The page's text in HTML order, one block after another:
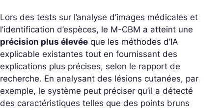
Lors des tests sur l’analyse d’images médicales et
l’identification d’espèces, le M-CBM a atteint une
précision plus élevée que les méthodes d’IA
explicable existantes tout en fournissant des
explications plus précises, selon le rapport de
recherche. En analysant des lésions cutanées, par
exemple, le système peut préciser qu’il a détecté
des caractéristiques telles que des points bruns